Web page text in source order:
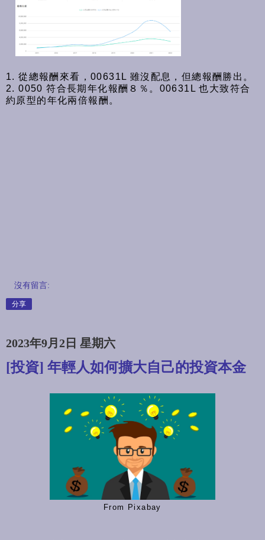
1. 從總報酬來看，00631L 雖沒配息，但總報酬勝出。
2. 0050 符合長期年化報酬８％。00631L 也大致符合
約原型的年化兩倍報酬。
沒有留言:
分享
2023年9月2日 星期六
[投資] 年輕人如何擴大自己的投資本金
From Pixabay